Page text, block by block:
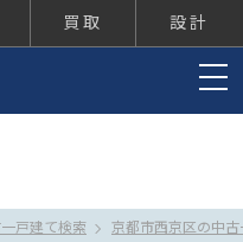
買取 設計
戸建て検索 京都市西京区の中